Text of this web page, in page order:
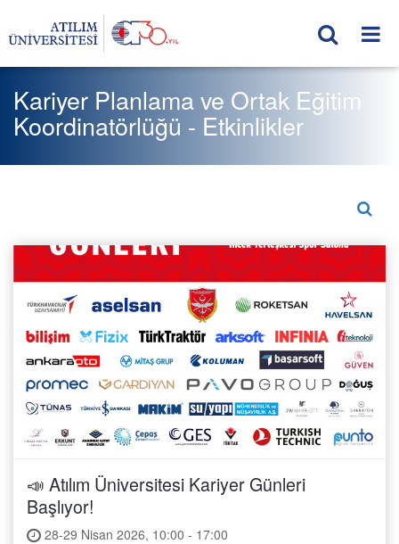
Kariyer Planlama ve Ortak Eğitim
Koordinatörlüğü - Etkinlikler
📣 Atılım Üniversitesi Kariyer Günleri
Başlıyor!
28-29 Nisan 2026, 10:00 - 17:00